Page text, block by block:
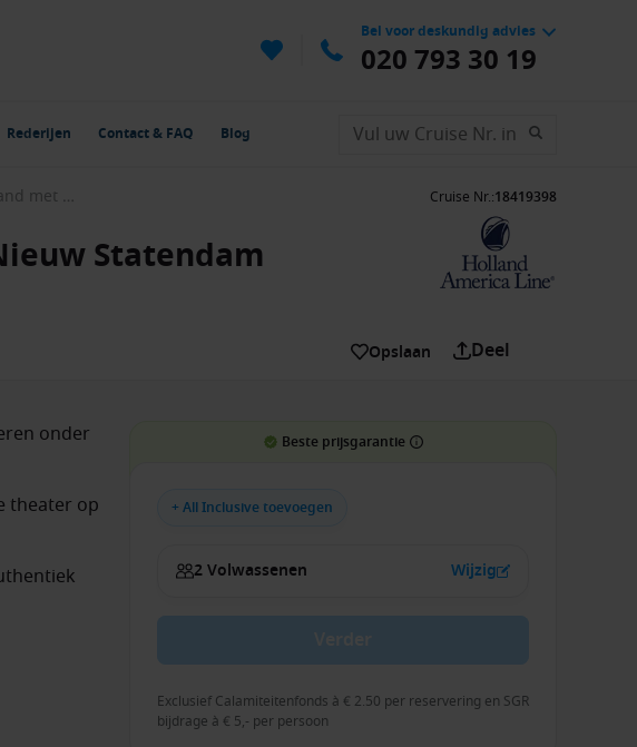
Bel voor deskundig advies
020 793 30 19
Rederijen Contact & FAQ Blog
Noorwegen vanaf Rotterdam, Nederland met de Nieuw Statendam Cruise Nr.:18419398
Statendam
Opslaan Deel
onder
theater op
Beste prijsgarantie
+ All Inclusive toevoegen
2 Volwassenen Wijzig
Exclusief Calamiteitenfonds à € 2.50 per reservering en SGR
bijdrage à € 5,- per persoon